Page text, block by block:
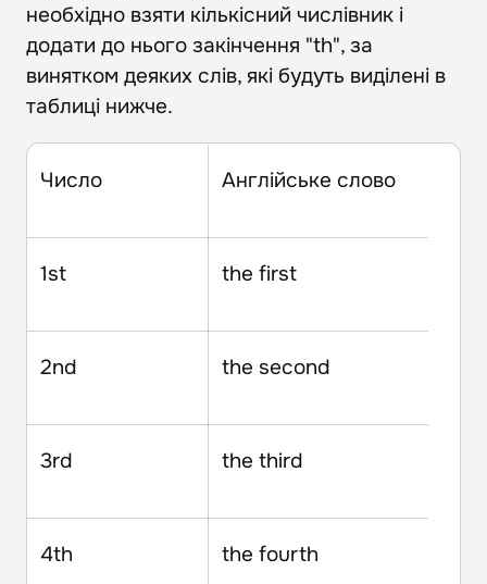
необхідно взяти кількісний числівник і
додати до нього закінчення "th", за
винятком деяких слів, які будуть виділені в
таблиці нижче.
Число Англійське слово
1st the first
2nd the second
3rd the third
4th the fourth